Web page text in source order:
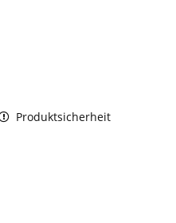
Produktsicherheit